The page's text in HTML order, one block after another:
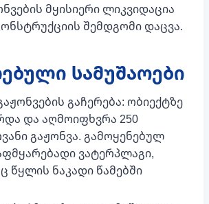
მყისიერი ლიკვიდაცია
შემდგომი დაცვა.
სამუშაოები
გაჩერება: ობიექტზე
და აღმოიფხვრა 250
გაჟონვა. გამოყენებულ
ვატერპლაგი,
წყლის ნაკადი წამებში